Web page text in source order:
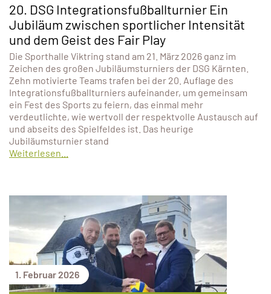
20. DSG Integrationsfußballturnier Ein
Jubiläum zwischen sportlicher Intensität
und dem Geist des Fair Play
Die Sporthalle Viktring stand am 21. März 2026 ganz im
Zeichen des großen Jubiläumsturniers der DSG Kärnten.
Zehn motivierte Teams trafen bei der 20. Auflage des
Integrationsfußballturniers aufeinander, um gemeinsam
ein Fest des Sports zu feiern, das einmal mehr
verdeutlichte, wie wertvoll der respektvolle Austausch auf
und abseits des Spielfeldes ist. Das heurige
Jubiläumsturnier stand
Weiterlesen...
1. Februar 2026